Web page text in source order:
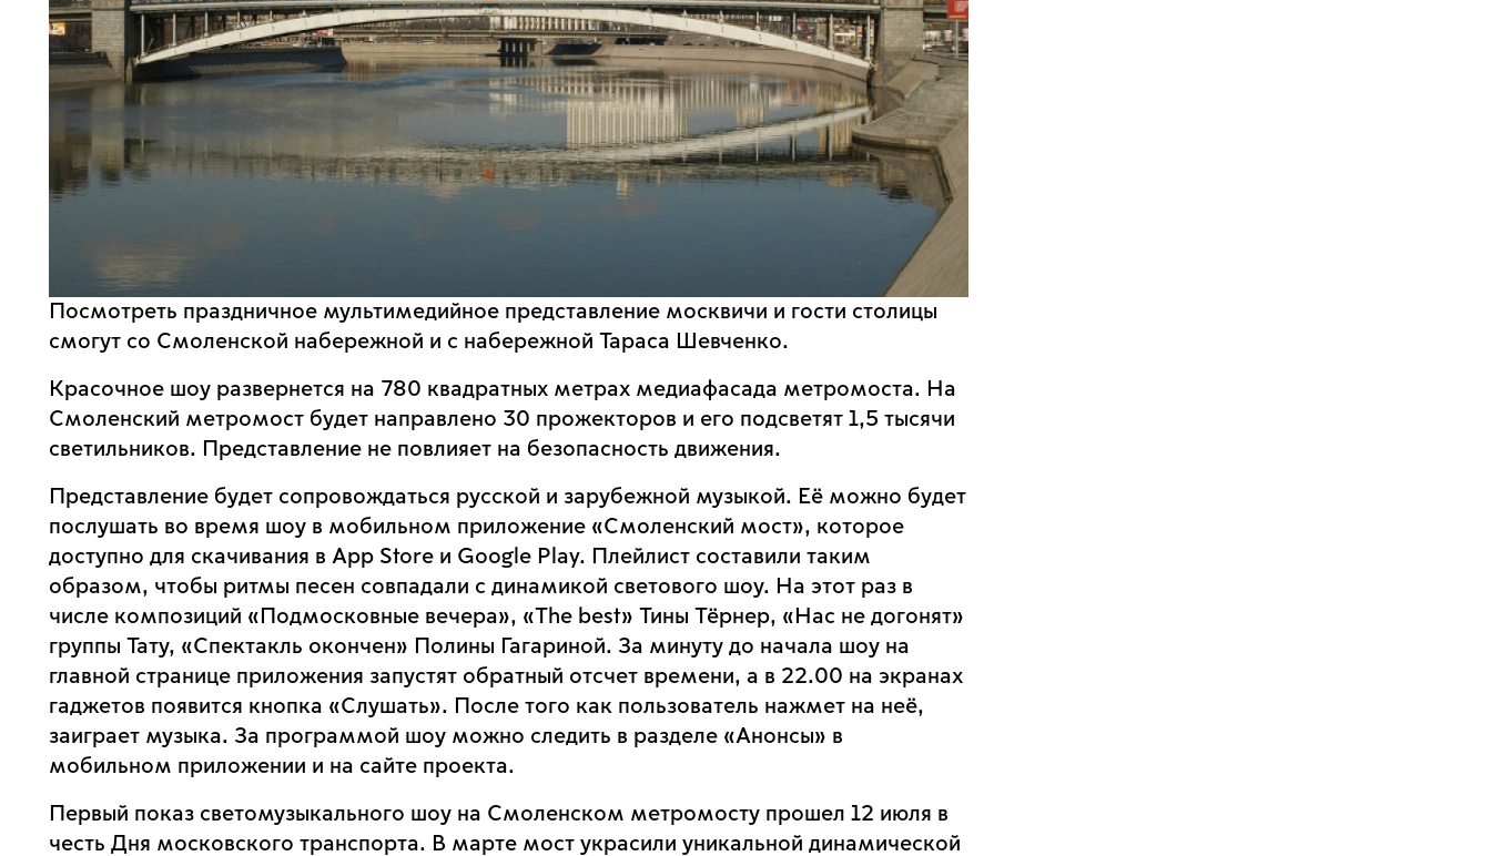
Посмотреть праздничное мультимедийное представление москвичи и гости столицы
смогут со Смоленской набережной и с набережной Тараса Шевченко.
Красочное шоу развернется на 780 квадратных метрах медиафасада метромоста. На
Смоленский метромост будет направлено 30 прожекторов и его подсветят 1,5 тысячи
светильников. Представление не повлияет на безопасность движения.
Представление будет сопровождаться русской и зарубежной музыкой. Её можно будет
послушать во время шоу в мобильном приложение «Смоленский мост», которое
доступно для скачивания в App Store и Google Play. Плейлист составили таким
образом, чтобы ритмы песен совпадали с динамикой светового шоу. На этот раз в
числе композиций «Подмосковные вечера», «The best» Тины Тёрнер, «Нас не догонят»
группы Тату, «Спектакль окончен» Полины Гагариной. За минуту до начала шоу на
главной странице приложения запустят обратный отсчет времени, а в 22.00 на экранах
гаджетов появится кнопка «Слушать». После того как пользователь нажмет на неё,
заиграет музыка. За программой шоу можно следить в разделе «Анонсы» в
мобильном приложении и на сайте проекта.
Первый показ светомузыкального шоу на Смоленском метромосту прошел 12 июля в
честь Дня московского транспорта. В марте мост украсили уникальной динамической